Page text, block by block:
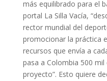
más equilibrado para el
portal La Silla Vacía,
rector mundial del
promocionar la práctica
recursos que envía a
pasa a Colombia 500
proyecto”. Esto quiere